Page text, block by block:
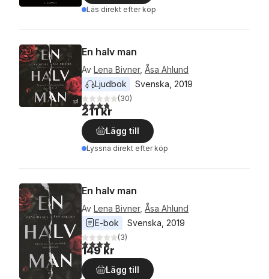
Läs direkt efter köp
En halv man
Av Lena Bivner, Åsa Ahlund
Ljudbok
Svenska 2019
3,8utav 5 stjärnor. Totalt antal röster:
(30)
211 kr
Lägg till
Lyssna direkt efter köp
En halv man
Av Lena Bivner, Åsa Ahlund
E-bok
Svenska 2019
4,0utav 5 stjärnor. Totalt antal röster:
(3)
149 kr
Lägg till